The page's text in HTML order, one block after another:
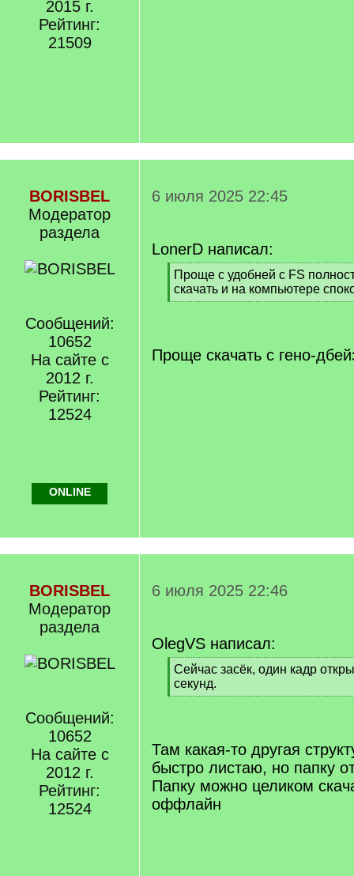
2015 г.
Рейтинг:
21509
BORISBEL
Модератор
раздела
Сообщений:
10652
На сайте с
2012 г.
Рейтинг:
12524
6 июля 2025 22:45
LonerD написал:
[
q
]
Проще с удобней с FS
скачать и на компьютере
[
Проще скачать с гено-
ONLINE
BORISBEL
Модератор
раздела
Сообщений:
10652
На сайте с
2012 г.
Рейтинг:
12524
6 июля 2025 22:46
OlegVS написал:
[
q
]
Сейчас засёк, один кадр
секунд.
[
Там какая-то другая
быстро листаю, но папку
Папку можно целиком
оффлайн